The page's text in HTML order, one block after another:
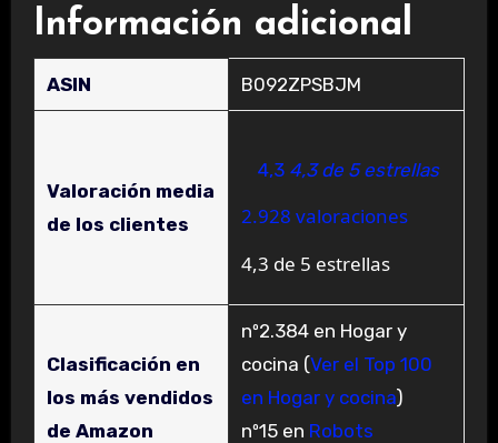
Información adicional
ASIN B092ZPSBJM
Valoración media
de los clientes
4,3 4,3 de 5 estrellas
2.928 valoraciones
4,3 de 5 estrellas
Clasificación en
los más vendidos
de Amazon
nº2.384 en Hogar y
cocina (Ver el Top 100
en Hogar y cocina)
nº15 en Robots